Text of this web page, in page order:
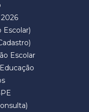
Escolar)
Escolar